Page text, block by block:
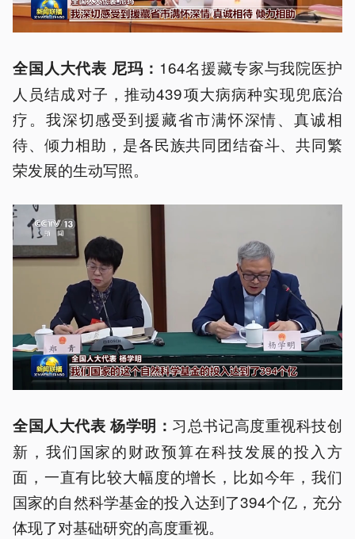
全国人大代表 尼玛： 164名援藏专家与我院医护
人员结成对子，推动439项大病病种实现兜底治
疗。我深切感受到援藏省市满怀深情、真诚相
待、倾力相助，是各民族共同团结奋斗、共同繁
荣发展的生动写照。
全国人大代表 杨学明： 习总书记高度重视科技创
新，我们国家的财政预算在科技发展的投入方
面，一直有比较大幅度的增长，比如今年，我们
国家的自然科学基金的投入达到了394个亿，充分
体现了对基础研究的高度重视。